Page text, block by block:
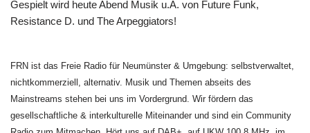
Gespielt wird heute Abend Musik u.A. von Future Funk,
Resistance D. und The Arpeggiators!
FRN ist das Freie Radio für Neumünster & Umgebung: selbstverwaltet,
nichtkommerziell, alternativ. Musik und Themen abseits des
Mainstreams stehen bei uns im Vordergrund. Wir fördern das
gesellschaftliche & interkulturelle Miteinander und sind ein Community